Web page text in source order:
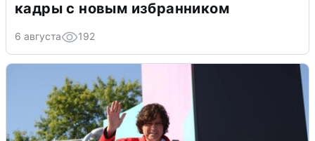
кадры с новым избранником
6 августа 192